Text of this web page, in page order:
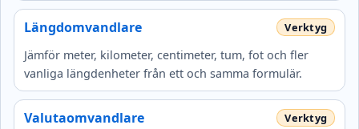
Längdomvandlare
Jämför meter, kilometer, centimeter, tum, fot och fler
vanliga längdenheter från ett och samma formulär.
Valutaomvandlare